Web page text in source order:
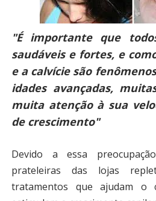
"É importante que
saudáveis e fortes, e
e a calvície são
idades avançadas,
muita atenção à sua
de crescimento"
Devido a essa
prateleiras das lojas
tratamentos que ajudam o